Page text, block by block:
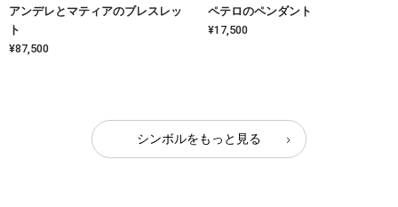
アンデレとマティアのブレスレッ
ト
¥87,500
ペテロのペンダント
¥17,500
シンボルをもっと見る